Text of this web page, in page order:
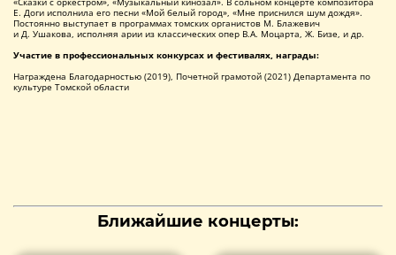
Е. Доги исполнила его песни «Мой белый город», «Мне приснился шум дождя».
Постоянно выступает в программах томских органистов М. Блажевич
и Д. Ушакова, исполняя арии из классических опер В.А. Моцарта, Ж. Бизе, и др.
Участие в профессиональных конкурсах и фестивалях, награды:
Награждена Благодарностью (2019), Почетной грамотой (2021) Департамента по
культуре Томской области
Ближайшие концерты: